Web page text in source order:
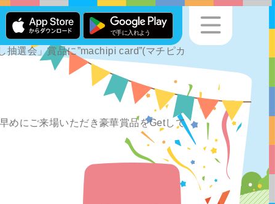
選会」賞品に”machipi card”(マチピカ
めにご来場いただき豪華賞品をGetして